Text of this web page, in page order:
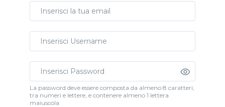
La password deve essere composta da almeno 8 caratteri,
tra numeri e lettere, e contenere almeno 1 lettera
maiuscola